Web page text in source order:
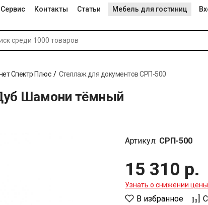
Сервис Контакты Статьи Мебель для гостиниц
Спектр Плюс Стеллаж для документов СРП-500
Шамони тёмный
Артикул: СРП-500
15 310 р.
Узнать о снижении цены
В избранное